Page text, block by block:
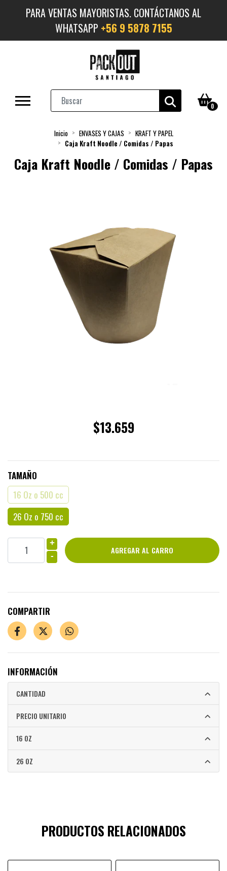
PARA VENTAS MAYORISTAS. CONTÁCTANOS AL
WHATSAPP +56 9 5878 7155
0
Inicio ENVASES Y CAJAS
KRAFT Y PAPEL
Caja Kraft Noodle / Comidas / Papas
Caja Kraft Noodle / Comidas / Papas
$13.659
TAMAÑO
16 Oz o 500 cc
26 Oz o 750 cc
+
-
COMPARTIR
INFORMACIÓN
CANTIDAD
PRECIO UNITARIO
16 OZ
26 OZ
PRODUCTOS RELACIONADOS